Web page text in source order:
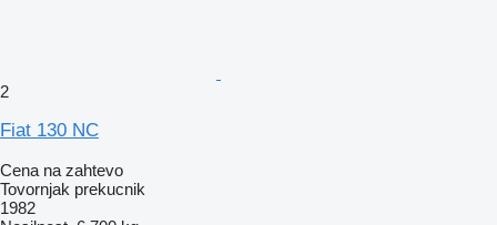
2
Fiat 130 NC
Cena na zahtevo
Tovornjak prekucnik
1982